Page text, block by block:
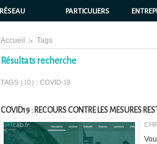
RÉSEAU PARTICULIERS
Accueil > Tags
Résultats recherche
TAGS (10) : COVID-19
COVID19 : RECOURS CONTRE LES MESURES